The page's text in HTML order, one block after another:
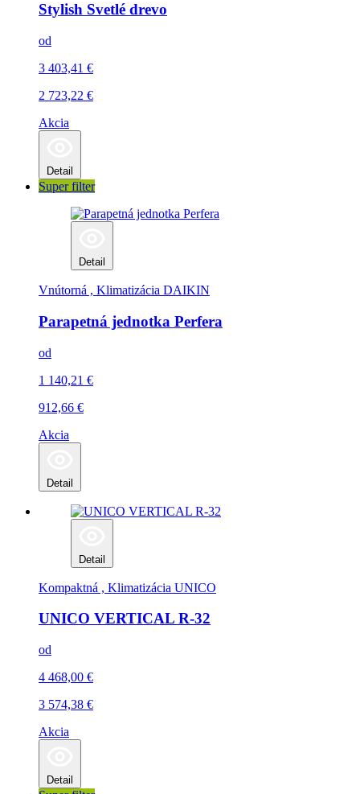
Stylish Svetlé drevo
od
3 403,41 €
2 723,22 €
Akcia
Detail
Super filter
Detail
Vnútorná , Klimatizácia DAIKIN
Parapetná jednotka Perfera
od
1 140,21 €
912,66 €
Akcia
Detail
Detail
Kompaktná , Klimatizácia UNICO
UNICO VERTICAL R-32
od
4 468,00 €
3 574,38 €
Akcia
Detail